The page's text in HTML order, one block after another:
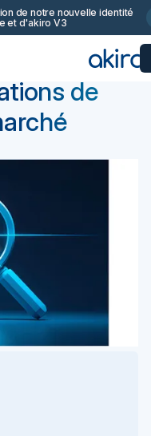
de notre nouvelle identité
et d'akiro V3
de